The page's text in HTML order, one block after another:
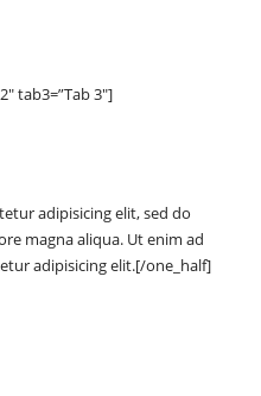
tab3=”Tab 3″]
adipisicing elit, sed do
magna aliqua. Ut enim ad
adipisicing elit.[/one_half]